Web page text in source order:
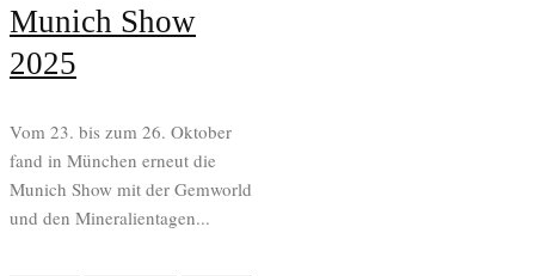
Munich Show
2025
Vom 23. bis zum 26. Oktober
fand in München erneut die
Munich Show mit der Gemworld
und den Mineralientagen...